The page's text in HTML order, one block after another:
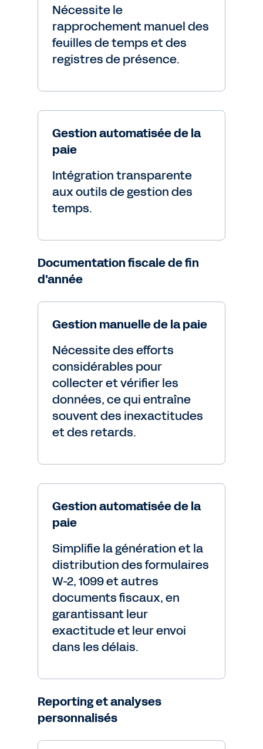
Nécessite le
rapprochement manuel des
feuilles de temps et des
registres de présence.
Gestion automatisée de la
paie
Intégration transparente
aux outils de gestion des
temps.
Documentation fiscale de fin
d'année
Gestion manuelle de la paie
Nécessite des efforts
considérables pour
collecter et vérifier les
données, ce qui entraîne
souvent des inexactitudes
et des retards.
Gestion automatisée de la
paie
Simplifie la génération et la
distribution des formulaires
W-2, 1099 et autres
documents fiscaux, en
garantissant leur
exactitude et leur envoi
dans les délais.
Reporting et analyses
personnalisés